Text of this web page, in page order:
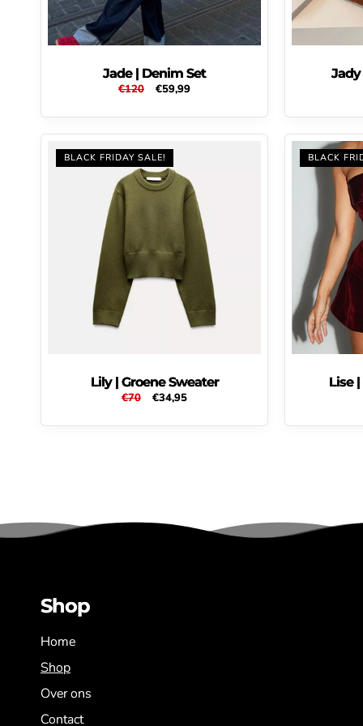
Jade | Denim Set
Normale
€120 Aanbiedingsprijs
€59,99
Jady
BLACK FRIDAY SALE!
Lily | Groene Sweater
Normale
€70 Aanbiedingsprijs
€34,95
BLACK
Lise
Shop
Home
Shop
Over ons
Contact